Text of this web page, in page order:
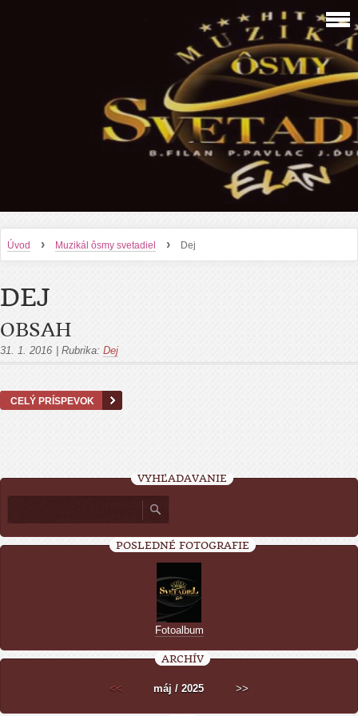
Úvod › Muzikál ôsmy svetadiel › Dej
DEJ
OBSAH
31. 1. 2016 Rubrika: Dej
CELÝ PRÍSPEVOK
VYHĽADÁVANIE
POSLEDNÉ FOTOGRAFIE
Fotoalbum
ARCHÍV
<< máj / 2025 >>